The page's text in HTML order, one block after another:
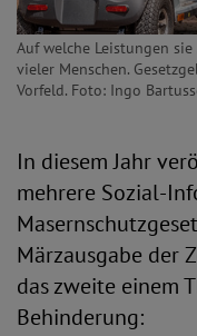
Auf welche Leistungen
vieler Menschen.
Vorfeld. Foto: Ingo
In diesem Jahr
mehrere Sozial-
Märzausgabe der
das zweite einem
Behinderung: